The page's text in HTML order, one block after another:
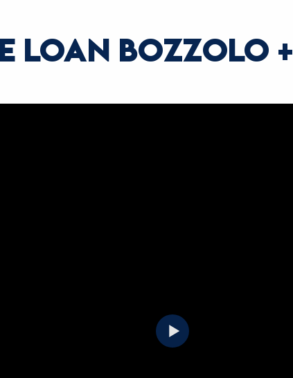
LOAN BOZZOLO +